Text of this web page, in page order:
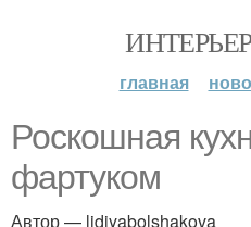
главная
Роскошная
фартуком
Автор — lidiyabolshakova